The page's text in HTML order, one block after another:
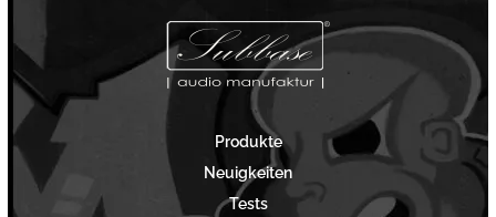
Produkte
Neuigkeiten
Tests